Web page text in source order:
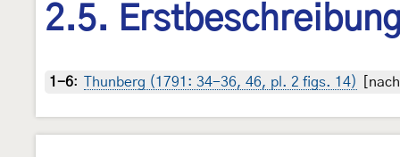
2.5.
1-6: Thunberg (1791: 34-36, 46, pl. 2 figs. 14)